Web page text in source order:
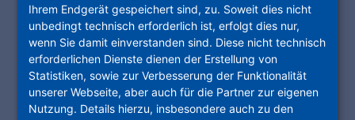
KOSTEN
Nettokaltmiete
1.167,00 €
Nebenkosten
119,00 €
Heizkosten
101,00 €
Gesamtmiete
1.387,00 €
Ihrem Endgerät gespeichert sind, zu. Soweit dies nicht
unbedingt technisch erforderlich ist, erfolgt dies nur,
wenn Sie damit einverstanden sind. Diese nicht technisch
erforderlichen Dienste dienen der Erstellung von
Statistiken, sowie zur Verbesserung der Funktionalität
unserer Webseite, aber auch für die Partner zur eigenen
Nutzung. Details hierzu, insbesondere auch zu den